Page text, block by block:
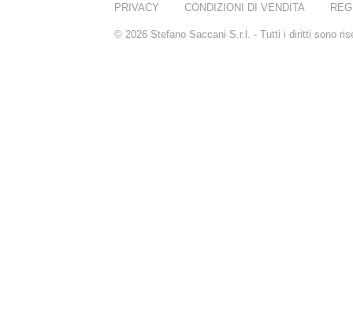
PRIVACY CONDIZIONI DI VENDITA
© 2026 Stefano Saccani S.r.l. - Tutti i diritti sono